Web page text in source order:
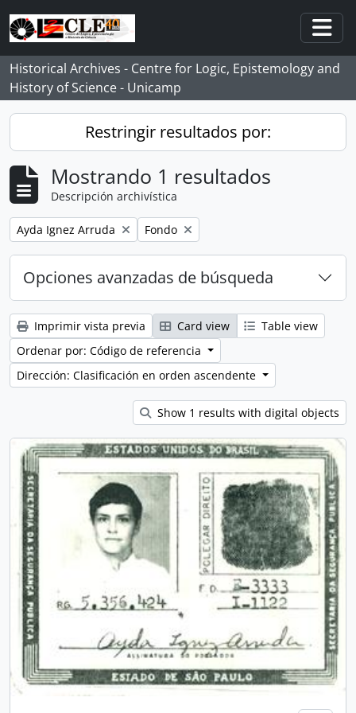
Skip to main content
Historical Archives - Centre for Logic, Epistemology and
History of Science - Unicamp
Restringir resultados por:
Mostrando 1 resultados
Descripción archivística
Remove filter:
Ayda Ignez Arruda Remove filter:
Fondo
Opciones avanzadas de búsqueda
Imprimir vista previa Card view
Table view
Ordenar por: Código de referencia
Dirección: Clasificación en orden ascendente
Show 1 results with digital objects